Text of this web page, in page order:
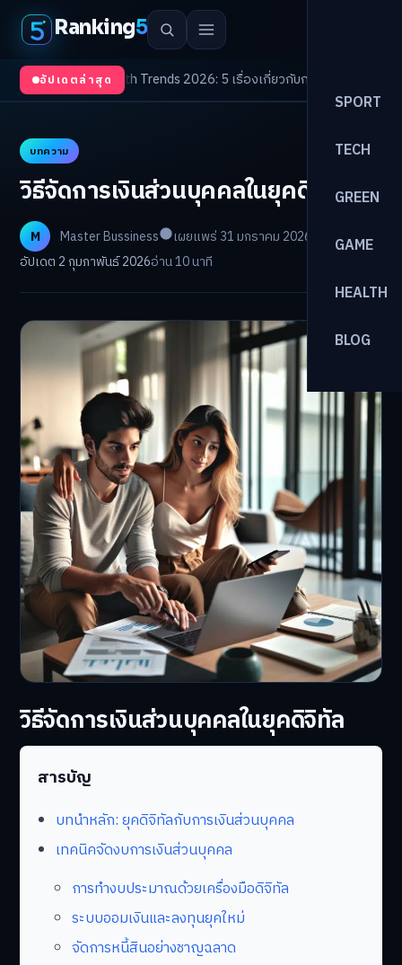
Ranking5
SPORT
TECH
GREEN
GAME
HEALTH
BLOG
อัปเดตล่าสุด
Health Trends 2026: 5 เรื่องเกี่ยวกับการแพทย์ที่ควรรู้
บทความ
วิธีจัดการเงินส่วนบุคคลในยุคดิจิทัล
M Master Bussiness
เผยแพร่ 31 มกราคม 2026
อัปเดต 2 กุมภาพันธ์ 2026อ่าน 10 นาที
วิธีจัดการเงินส่วนบุคคลในยุคดิจิทัล
สารบัญ
บทนำหลัก: ยุคดิจิทัลกับการเงินส่วนบุคคล
เทคนิคจัดงบการเงินส่วนบุคคล
การทำงบประมาณด้วยเครื่องมือดิจิทัล
ระบบออมเงินและลงทุนยุคใหม่
จัดการหนี้สินอย่างชาญฉลาด